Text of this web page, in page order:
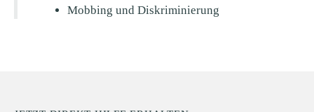
Mobbing und Diskriminierung